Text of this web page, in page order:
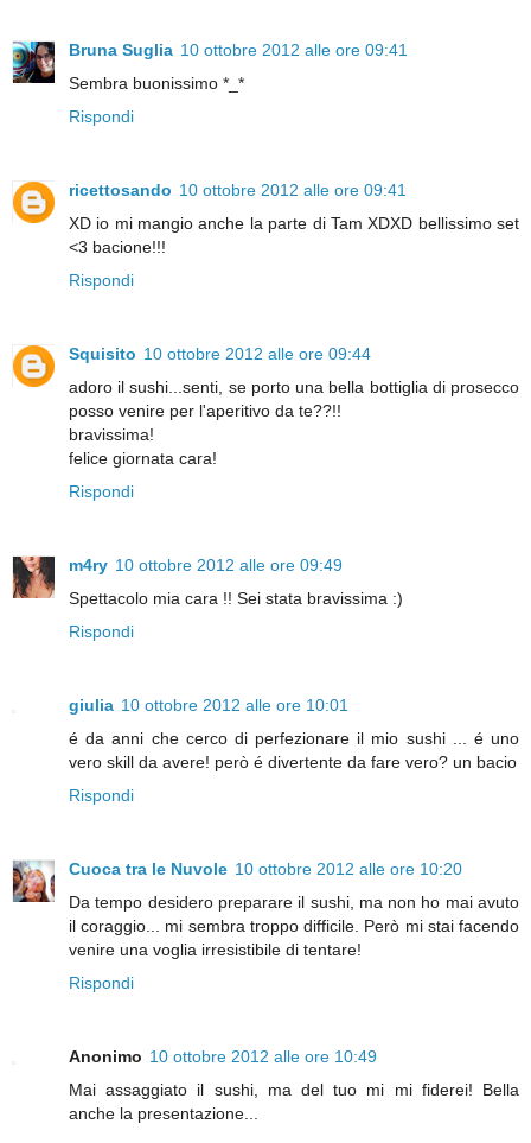
Bruna Suglia 10 ottobre 2012 alle ore 09:41
Sembra buonissimo *_*
Rispondi
ricettosando 10 ottobre 2012 alle ore 09:41
XD io mi mangio anche la parte di Tam XDXD bellissimo set
<3 bacione!!!
Rispondi
Squisito 10 ottobre 2012 alle ore 09:44
adoro il sushi...senti, se porto una bella bottiglia di prosecco
posso venire per l'aperitivo da te??!!
bravissima!
felice giornata cara!
Rispondi
m4ry 10 ottobre 2012 alle ore 09:49
Spettacolo mia cara !! Sei stata bravissima :)
Rispondi
giulia 10 ottobre 2012 alle ore 10:01
é da anni che cerco di perfezionare il mio sushi ... é uno
vero skill da avere! però é divertente da fare vero? un bacio
Rispondi
Cuoca tra le Nuvole 10 ottobre 2012 alle ore 10:20
Da tempo desidero preparare il sushi, ma non ho mai avuto
il coraggio... mi sembra troppo difficile. Però mi stai facendo
venire una voglia irresistibile di tentare!
Rispondi
Anonimo 10 ottobre 2012 alle ore 10:49
Mai assaggiato il sushi, ma del tuo mi mi fiderei! Bella
anche la presentazione...